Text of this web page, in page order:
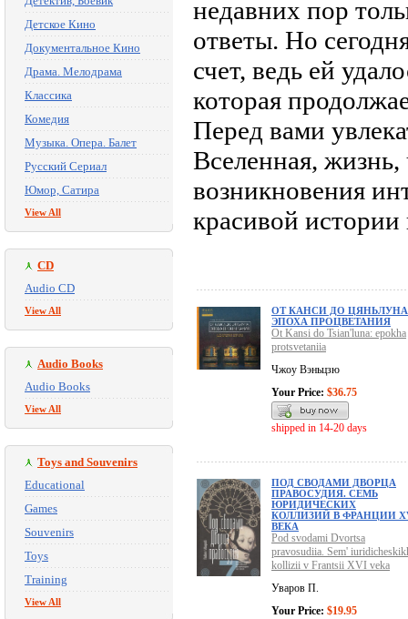
Детское Кино
Документальное Кино
Драма. Мелодрама
Классика
Комедия
Музыка. Опера. Балет
Русский Сериал
Юмор, Сатира
View All
CD
Audio CD
View All
Audio Books
Audio Books
View All
Toys and Souvenirs
Educational
Games
Souvenirs
Toys
Training
View All
недавних пор
ответы. Но
счет, ведь ей
которая
Перед вами
Вселенная,
возникновения
красивой
ОТ КАНСИ ДО
ЭПОХА ПРОЦВЕТАНИЯ
Ot Kansi do Tsian'luna: epokha
protsvetaniia
Чжоу Вэньцзю
Your Price: $36.75
shipped in 14-20 days
ПОД СВОДАМИ ДВОРЦА
ПРАВОСУДИЯ. СЕМЬ
ЮРИДИЧЕСКИХ
КОЛЛИЗИЙ В ФРАНЦИИ
ВЕКА
Pod svodami Dvortsa
pravosudiia. Sem'
kollizii v Frantsii XVI veka
Уваров П.
Your Price: $19.95